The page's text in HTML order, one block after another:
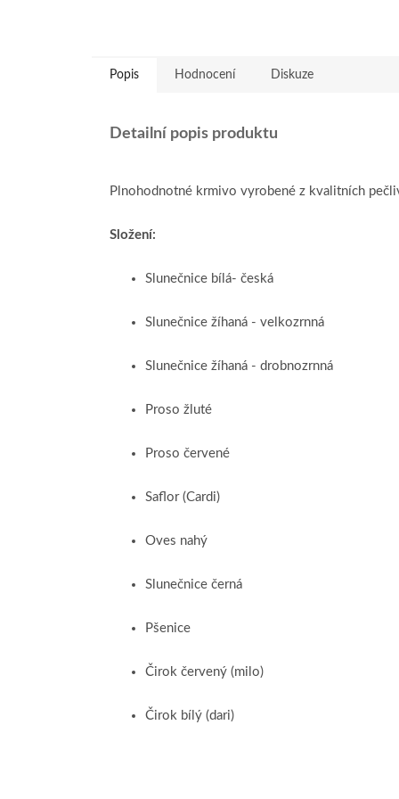
Popis Hodnocení Diskuze
Detailní popis produktu
Plnohodnotné krmivo vyrobené z kvalitních
Složení:
Slunečnice bílá- česká
Slunečnice žíhaná - velkozrnná
Slunečnice žíhaná - drobnozrnná
Proso žluté
Proso červené
Saflor (Cardi)
Oves nahý
Slunečnice černá
Pšenice
Čirok červený (milo)
Čirok bílý (dari)